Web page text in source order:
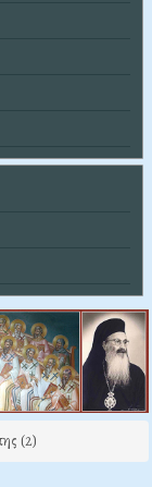
(2)